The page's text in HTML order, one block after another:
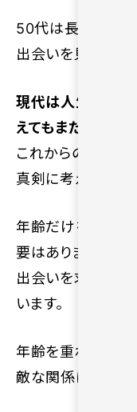
50代は長い人生の
出会いを見つける
現代は人生100年
えてもまだまだ長
これからの生活を
真剣に考える人は多
年齢だけを理由に
要はありません。
出会いを求めて積
います。
年齢を重ねた今だ
敵な関係に出会える